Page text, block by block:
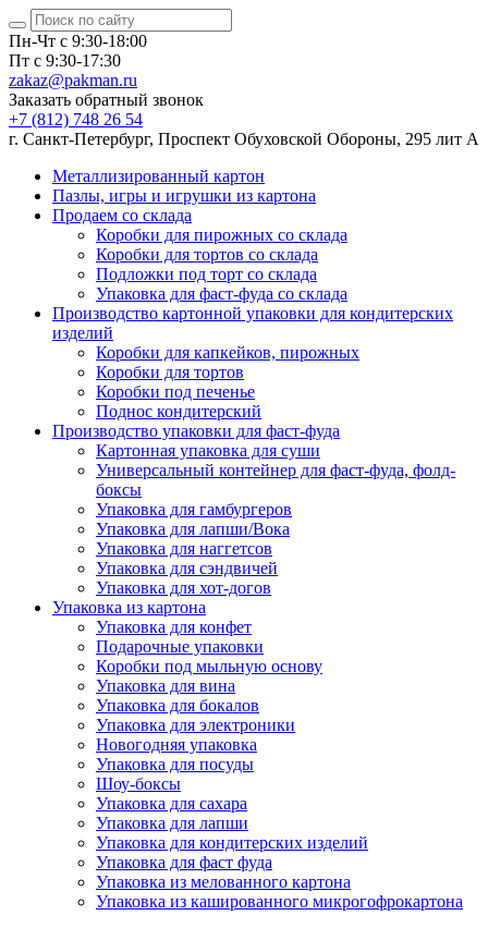
Пн-Чт с 9:30-18:00
Пт с 9:30-17:30
zakaz@pakman.ru
Заказать обратный звонок
+7 (812) 748 26 54
г. Санкт-Петербург, Проспект Обуховской Обороны, 295 лит А
Металлизированный картон
Пазлы, игры и игрушки из картона
Продаем со склада
Коробки для пирожных со склада
Коробки для тортов со склада
Подложки под торт со склада
Упаковка для фаст-фуда со склада
Производство картонной упаковки для кондитерских
изделий
Коробки для капкейков, пирожных
Коробки для тортов
Коробки под печенье
Поднос кондитерский
Производство упаковки для фаст-фуда
Картонная упаковка для суши
Универсальный контейнер для фаст-фуда, фолд-
боксы
Упаковка для гамбургеров
Упаковка для лапши/Вока
Упаковка для наггетсов
Упаковка для сэндвичей
Упаковка для хот-догов
Упаковка из картона
Упаковка для конфет
Подарочные упаковки
Коробки под мыльную основу
Упаковка для вина
Упаковка для бокалов
Упаковка для электроники
Новогодняя упаковка
Упаковка для посуды
Шоу-боксы
Упаковка для сахара
Упаковка для лапши
Упаковка для кондитерских изделий
Упаковка для фаст фуда
Упаковка из мелованного картона
Упаковка из кашированного микрогофрокартона